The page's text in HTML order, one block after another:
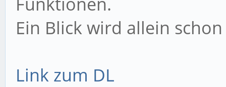
Ein Blick wird allein
Link zum DL